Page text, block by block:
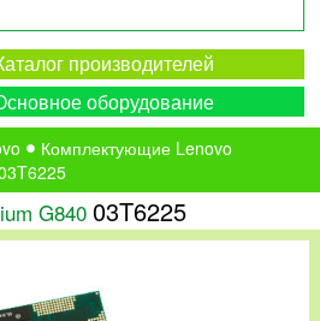
производителей
оборудование
Комплектующие Lenovo
G840 03T6225